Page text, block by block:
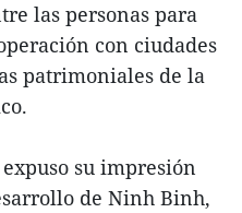
las personas para
con ciudades
patrimoniales de la
su impresión
de Ninh Binh,